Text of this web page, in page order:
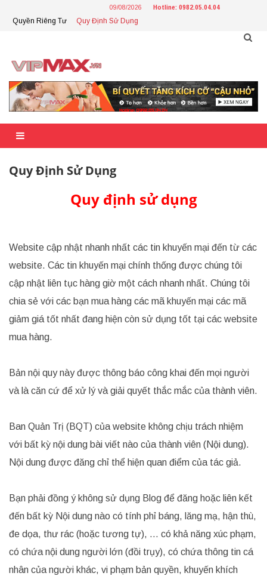
content
09/08/2026 Hotline: 0982.05.04.04
Quyền Riêng Tư Quy Định Sử Dụng
Quy Định Sử Dụng
Quy định sử dụng
Website cập nhật nhanh nhất các tin khuyến mại đến từ các
website. Các tin khuyến mại chính thống được chúng tôi
cập nhật liên tục hàng giờ một cách nhanh nhất. Chúng tôi
chia sẻ với các bạn mua hàng các mã khuyến mại các mã
giảm giá tốt nhất đang hiện còn sử dụng tốt tại các website
mua hàng.
Bản nội quy này được thông báo công khai đến mọi người
và là căn cứ để xử lý và giải quyết thắc mắc của thành viên.
Ban Quản Trị (BQT) của website không chịu trách nhiệm
với bất kỳ nội dung bài viết nào của thành viên (Nội dung).
Nội dung được đăng chỉ thể hiện quan điểm của tác giả.
Bạn phải đồng ý không sử dụng Blog để đăng hoặc liên kết
đến bất kỳ Nội dung nào có tính phỉ báng, lăng mạ, hận thù,
đe dọa, thư rác (hoặc tương tự), … có khả năng xúc phạm,
có chứa nội dung người lớn (đồi trụy), có chứa thông tin cá
nhân của người khác, vi phạm bản quyền, khuyến khích